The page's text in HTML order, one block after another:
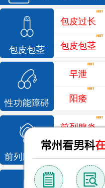
包皮包茎
包皮过长
包皮包茎
性功能障碍
早泄
阳痿
前列腺疾病
前列腺炎
前列腺增生
龟头炎